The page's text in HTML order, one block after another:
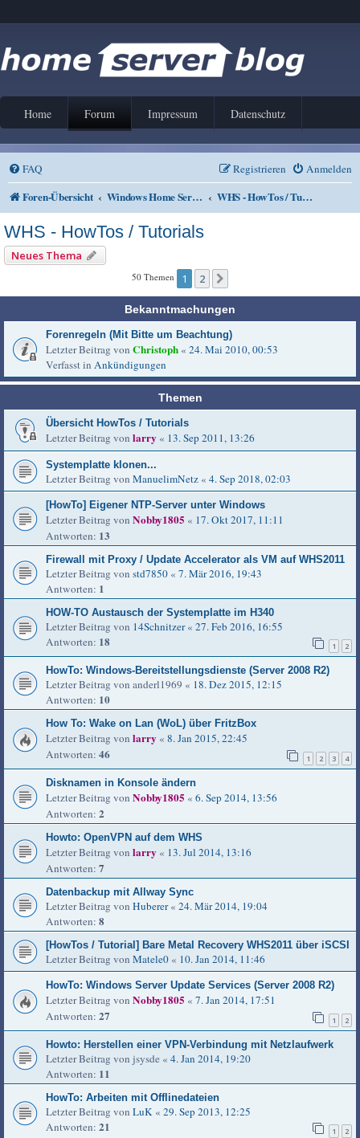
Home Forum Impressum Datenschutz
FAQ Anmelden
Registrieren
Foren-Übersicht Windows Home Server V1 und 2011 WHS - HowTos / Tutorials
WHS - HowTos / Tutorials
Neues Thema
50 Themen 1 2
Bekanntmachungen
Forenregeln (Mit Bitte um Beachtung)
Letzter Beitrag von Christoph « 24. Mai 2010, 00:53
Verfasst in Ankündigungen
Themen
Übersicht HowTos / Tutorials
Letzter Beitrag von larry « 13. Sep 2011, 13:26
Systemplatte klonen...
Letzter Beitrag von ManuelimNetz « 4. Sep 2018, 02:03
[HowTo] Eigener NTP-Server unter Windows
Letzter Beitrag von Nobby1805 « 17. Okt 2017, 11:11
Antworten: 13
Firewall mit Proxy / Update Accelerator als VM auf WHS2011
Letzter Beitrag von std7850 « 7. Mär 2016, 19:43
Antworten: 1
HOW-TO Austausch der Systemplatte im H340
Letzter Beitrag von 14Schnitzer« 27. Feb 2016, 16:55
Antworten: 18 1 2
HowTo: Windows-Bereitstellungsdienste (Server 2008 R2)
Letzter Beitrag von anderl1969 « 18. Dez 2015, 12:15
Antworten: 10
How To: Wake on Lan (WoL) über FritzBox
Letzter Beitrag von larry « 8. Jan 2015, 22:45
Antworten: 46 1 2 3 4
Disknamen in Konsole ändern
Letzter Beitrag von Nobby1805 « 6. Sep 2014, 13:56
Antworten: 2
Howto: OpenVPN auf dem WHS
Letzter Beitrag von larry « 13. Jul 2014, 13:16
Antworten: 7
Datenbackup mit Allway Sync
Letzter Beitrag von Huberer« 24. Mär 2014, 19:04
Antworten: 8
[HowTos / Tutorial] Bare Metal Recovery WHS2011 über iSCSI
Letzter Beitrag von Matele0 « 10. Jan 2014, 11:46
HowTo: Windows Server Update Services (Server 2008 R2)
Letzter Beitrag von Nobby1805 « 7. Jan 2014, 17:51
Antworten: 27 1 2
Howto: Herstellen einer VPN-Verbindung mit Netzlaufwerk
Letzter Beitrag von jsysde « 4. Jan 2014, 19:20
Antworten: 11
HowTo: Arbeiten mit Offlinedateien
Letzter Beitrag von LuK « 29. Sep 2013, 12:25
Antworten: 21 1 2